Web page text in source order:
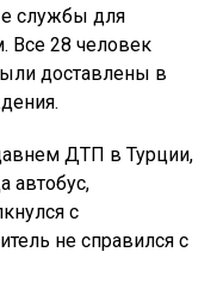
службы для
Все 28 человек
доставлены в
ДТП в Турции,
автобус,
с
не справился с